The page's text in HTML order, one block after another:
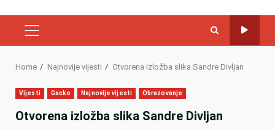
PRIMARY
Home Najnovije vijesti Otvorena izložba slika Sandre Divljan
Vijesti Gacko Najnovije vijesti Obrazovanje
Otvorena izložba slika Sandre Divljan